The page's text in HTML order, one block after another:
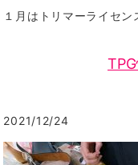
１月はトリマーライセ
2021/12/24